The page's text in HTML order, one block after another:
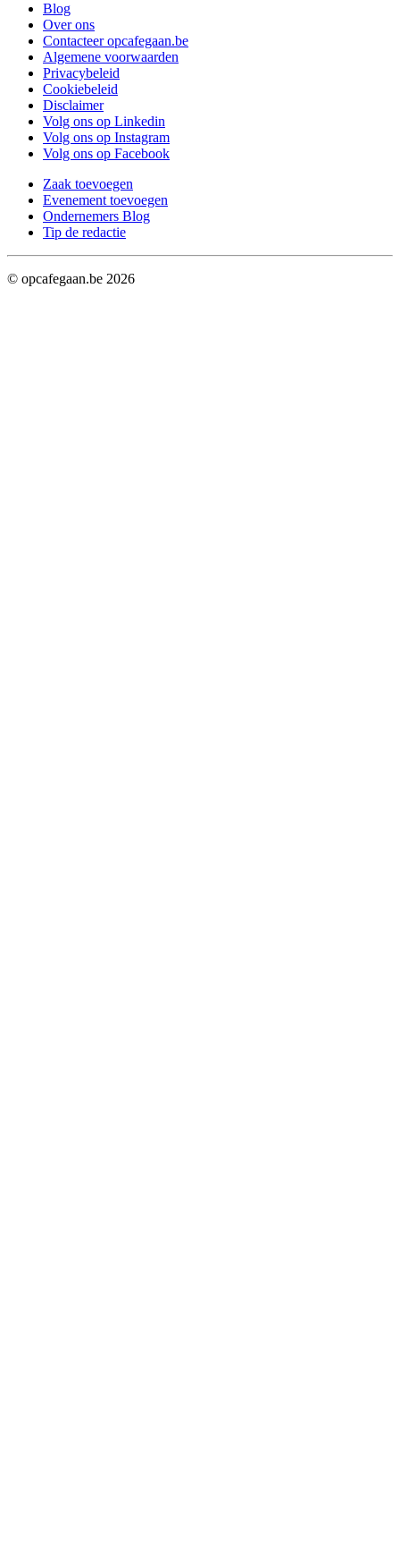
Blog
Over ons
Contacteer opcafegaan.be
Algemene voorwaarden
Privacybeleid
Cookiebeleid
Disclaimer
Volg ons op Linkedin
Volg ons op Instagram
Volg ons op Facebook
Zaak toevoegen
Evenement toevoegen
Ondernemers Blog
Tip de redactie
© opcafegaan.be 2026